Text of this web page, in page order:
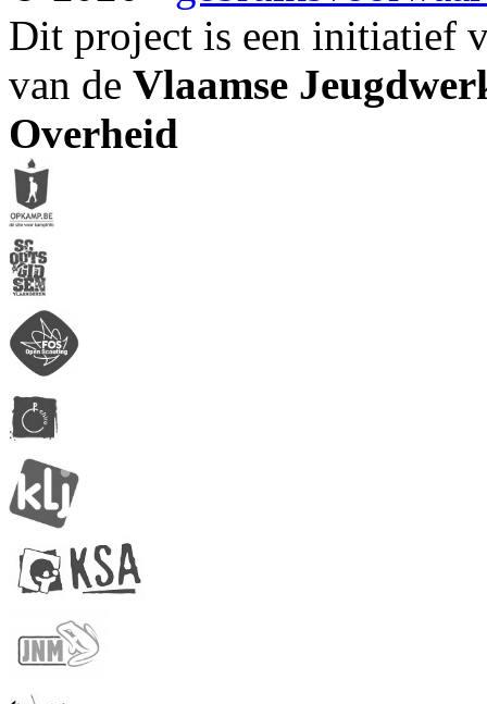
Dit project is een initiatief
van de Vlaamse
Overheid